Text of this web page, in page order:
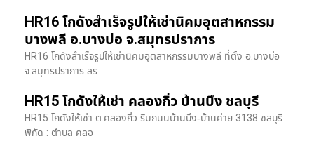
HR16 โกดังสำเร็จรูปให้เช่านิคมอุตสาหกรรม
บางพลี อ.บางบ่อ จ.สมุทรปราการ
HR16 โกดังสำเร็จรูปให้เช่านิคมอุตสาหกรรมบางพลี ที่ตั้ง อ.บางบ่อ
จ.สมุทรปราการ สร
HR15 โกดังให้เช่า คลองกิ่ว บ้านบึง ชลบุรี
HR15 โกดังให้เช่า ต.คลองกิ่ว ริมถนนบ้านบึง-บ้านค่าย 3138 ชลบุรี
พิกัด : ตำบล คลอ